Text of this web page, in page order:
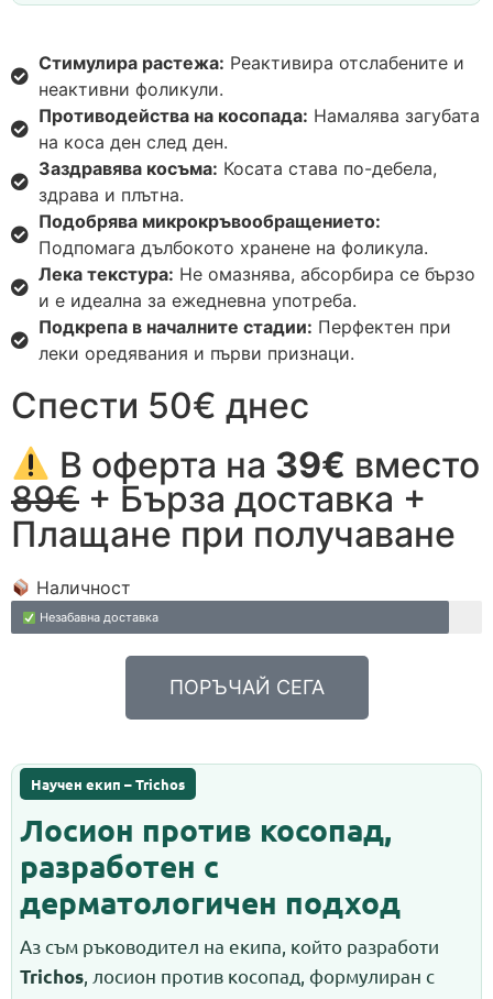
Стимулира растежа: Реактивира отслабените и
неактивни фоликули.
Противодейства на косопада: Намалява загубата
на коса ден след ден.
Заздравява косъма: Косата става по-дебела,
здрава и плътна.
Подобрява микрокръвообращението:
Подпомага дълбокото хранене на фоликула.
Лека текстура: Не омазнява, абсорбира се бързо
и е идеална за ежедневна употреба.
Подкрепа в началните стадии: Перфектен при
леки оредявания и първи признаци.
Спести 50€ днес
В оферта на 39€ вместо
89€ + Бърза доставка +
Плащане при получаване
Наличност
Незабавна доставка
ПОРЪЧАЙ СЕГА
Научен екип – Trichos
Лосион против косопад,
разработен с
дерматологичен подход
Аз съм ръководител на екипа, който разработи
Trichos, лосион против косопад, формулиран с